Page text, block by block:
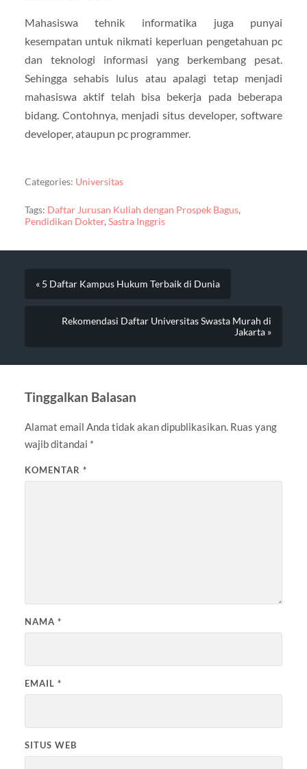
Mahasiswa tehnik informatika juga punyai
kesempatan untuk nikmati keperluan pengetahuan pc
dan teknologi informasi yang berkembang pesat.
Sehingga sehabis lulus atau apalagi tetap menjadi
mahasiswa aktif telah bisa bekerja pada beberapa
bidang. Contohnya, menjadi situs developer, software
developer, ataupun pc programmer.
Categories: Universitas
Tags: Daftar Jurusan Kuliah dengan Prospek Bagus,
Pendidikan Dokter, Sastra Inggris
« 5 Daftar Kampus Hukum Terbaik di Dunia
Rekomendasi Daftar Universitas Swasta Murah di
Jakarta »
Tinggalkan Balasan
Alamat email Anda tidak akan dipublikasikan. Ruas yang
wajib ditandai *
KOMENTAR *
NAMA *
EMAIL *
SITUS WEB